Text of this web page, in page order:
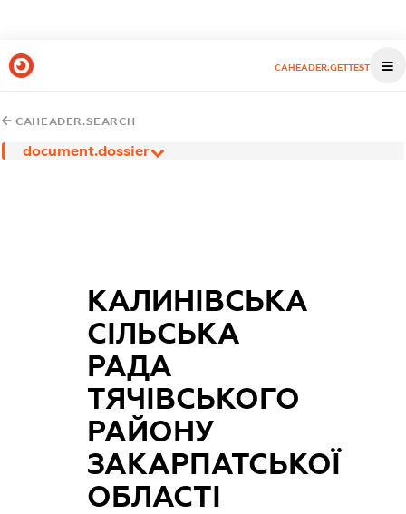
CAHEADER.GETTEST
CAHEADER.SEARCH
document.dossier
КАЛИНІВСЬКА
СІЛЬСЬКА
РАДА
ТЯЧІВСЬКОГО
РАЙОНУ
ЗАКАРПАТСЬКОЇ
ОБЛАСТІ